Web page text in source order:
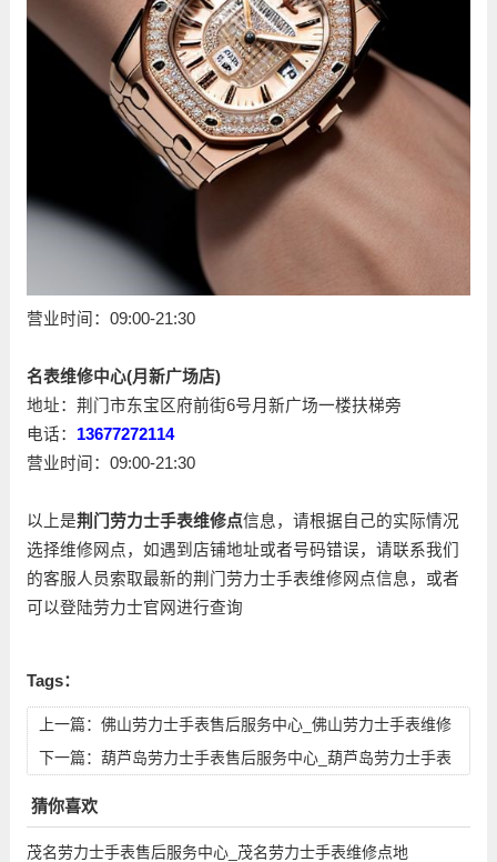
营业时间：09:00-21:30
名表维修中心(月新广场店)
地址：荆门市东宝区府前街6号月新广场一楼扶梯旁
电话： 13677272114
营业时间：09:00-21:30
以上是荆门劳力士手表维修点信息，请根据自己的实际情况
选择维修网点，如遇到店铺地址或者号码错误，请联系我们
的客服人员索取最新的荆门劳力士手表维修网点信息，或者
可以登陆劳力士官网进行查询
Tags：
上一篇： 佛山劳力士手表售后服务中心_佛山劳力士手表维修
点地址查询
下一篇： 葫芦岛劳力士手表售后服务中心_葫芦岛劳力士手表
猜你喜欢
茂名劳力士手表售后服务中心_茂名劳力士手表维修点地